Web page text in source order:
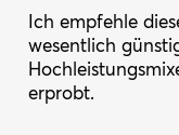
Ich empfehle
wesentlich
erprobt.